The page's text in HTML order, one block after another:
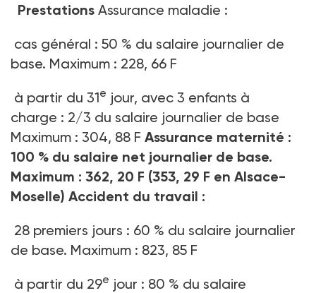
Prestations Assurance maladie :
cas général : 50 % du salaire journalier de
base. Maximum : 228, 66 F
à partir du 31e jour, avec 3 enfants à
charge : 2/3 du salaire journalier de base
Maximum : 304, 88 F Assurance maternité :
100 % du salaire net journalier de base.
Maximum : 362, 20 F (353, 29 F en Alsace-
Moselle) Accident du travail :
28 premiers jours : 60 % du salaire journalier
de base. Maximum : 823, 85 F
à partir du 29e jour : 80 % du salaire